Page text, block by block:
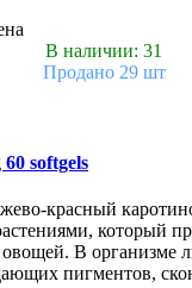
В наличии: 31
Продано 29 шт
softgels
красный
который
В организме
пигментов,